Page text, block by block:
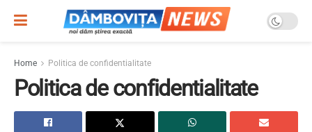
Home Politica de confidentialitate
Politica de confidentialitate